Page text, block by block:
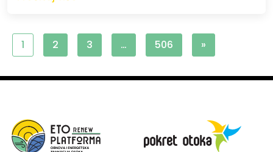
1 2 3 … 506 »